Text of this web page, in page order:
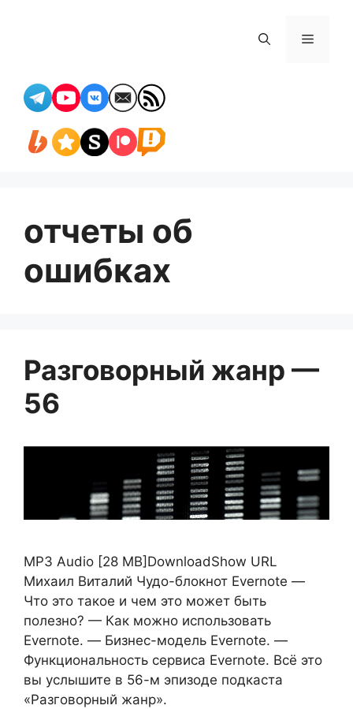
Меню
отчеты об
ошибках
Разговорный жанр —
56
MP3 Audio [28 MB]DownloadShow URL
Михаил Виталий Чудо-блокнот Evernote —
Что это такое и чем это может быть
полезно? — Как можно использовать
Evernote. — Бизнес-модель Evernote. —
Функциональность сервиса Evernote. Всё это
вы услышите в 56-м эпизоде подкаста
«Разговорный жанр».